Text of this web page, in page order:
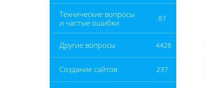
Технические вопросы
и частые ошибки
87
Другие вопросы 4428
Создание сайтов 237